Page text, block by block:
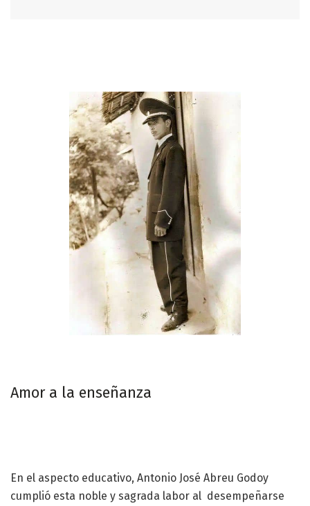
Amor a la enseñanza
En el aspecto educativo, Antonio José Abreu Godoy
cumplió esta noble y sagrada labor al desempeñarse